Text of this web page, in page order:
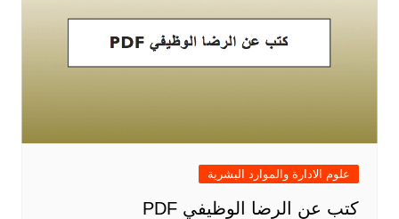
علوم الادارة والموارد البشرية
كتب عن الرضا الوظيفي PDF